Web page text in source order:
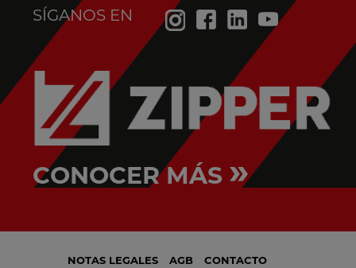
SÍGANOS EN
CONOCER MÁS »
NOTAS LEGALES AGB CONTACTO